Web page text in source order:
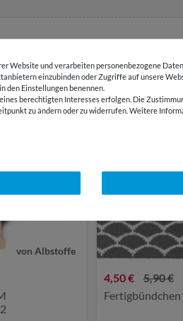
von Albstoffe
-24 %
4,50 €
5,90 €
Fertigbündchen
Website und verarbeiten personenbezogene
einzubinden oder Zugriffe auf unsere
den Einstellungen benennen.
berechtigten Interesses erfolgen. Die
zu ändern oder zu widerrufen. Weitere